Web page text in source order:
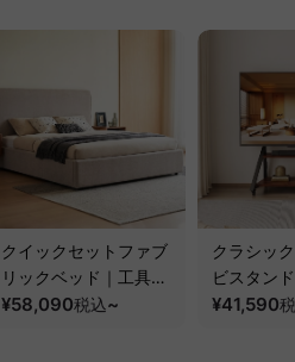
クイックセットファブ
リックベッド｜工具不
要で組み立てられるク
¥58,090税込~
クラシッ
ビスタン
100kgの
¥41,590